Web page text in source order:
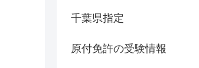
千葉県指定
原付免許の受験情報